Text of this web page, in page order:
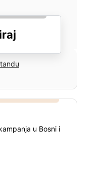
u Bosni i